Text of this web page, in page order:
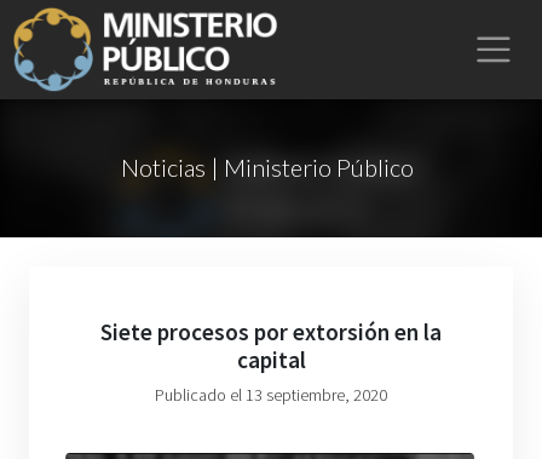
Noticias | Ministerio Público
Siete procesos por extorsión en la
capital
Publicado el 13 septiembre, 2020